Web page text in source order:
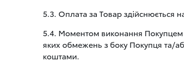
5.3. Оплата за Товар здійснюється
5.4. Моментом виконання Покупцем
яких обмежень з боку Покупця та/
коштами.